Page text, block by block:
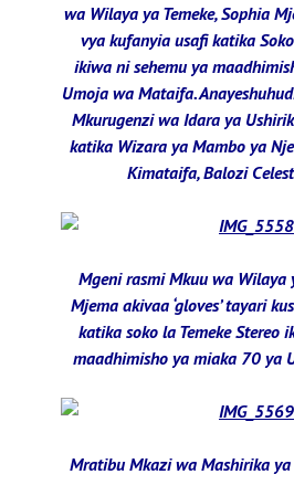
wa Wilaya ya Temeke, Sophia
vya kufanyia usafi katika
ikiwa ni sehemu ya
Umoja wa Mataifa.
Mkurugenzi wa Idara ya
katika Wizara ya Mambo ya
Kimataifa, Balozi
Mgeni rasmi Mkuu wa Wilaya
Mjema akivaa ‘gloves’ tayari
katika soko la Temeke Stereo
maadhimisho ya miaka 70 ya
Mratibu Mkazi wa Mashirika